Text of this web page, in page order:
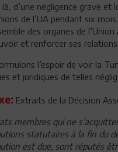
là, d’une négligence grave
de l’UA pendant six
des organes de
et renforcer ses relations
l’espoir de voir la
et juridiques de telles
Extraits de la Décision
membres qui ne
statutaires à la fin du
est due, sont réputés